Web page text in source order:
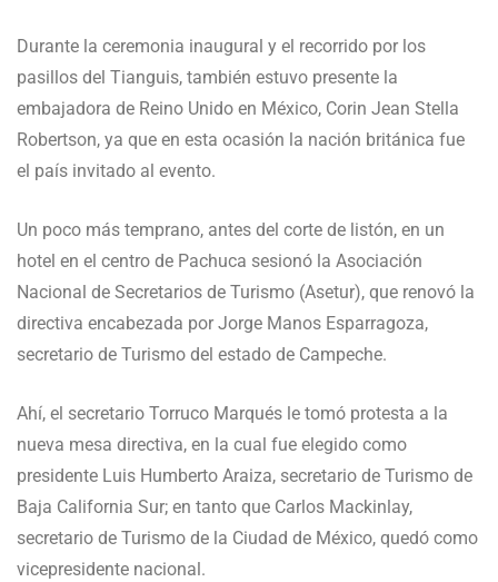
Durante la ceremonia inaugural y el recorrido por los
pasillos del Tianguis, también estuvo presente la
embajadora de Reino Unido en México, Corin Jean Stella
Robertson, ya que en esta ocasión la nación británica fue
el país invitado al evento.
Un poco más temprano, antes del corte de listón, en un
hotel en el centro de Pachuca sesionó la Asociación
Nacional de Secretarios de Turismo (Asetur), que renovó la
directiva encabezada por Jorge Manos Esparragoza,
secretario de Turismo del estado de Campeche.
Ahí, el secretario Torruco Marqués le tomó protesta a la
nueva mesa directiva, en la cual fue elegido como
presidente Luis Humberto Araiza, secretario de Turismo de
Baja California Sur; en tanto que Carlos Mackinlay,
secretario de Turismo de la Ciudad de México, quedó como
vicepresidente nacional.